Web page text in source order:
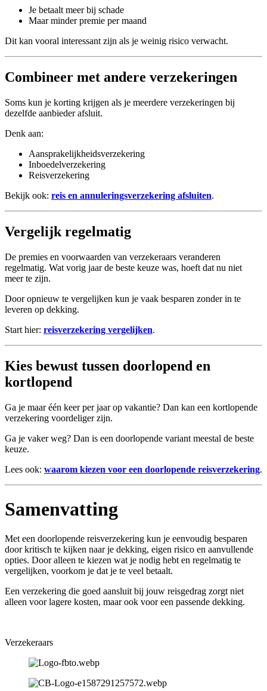
Je betaalt meer bij schade
Maar minder premie per maand
Dit kan vooral interessant zijn als je weinig risico verwacht.
Combineer met andere verzekeringen
Soms kun je korting krijgen als je meerdere verzekeringen bij
dezelfde aanbieder afsluit.
Denk aan:
Aansprakelijkheidsverzekering
Inboedelverzekering
Reisverzekering
Bekijk ook: reis en annuleringsverzekering afsluiten.
Vergelijk regelmatig
De premies en voorwaarden van verzekeraars veranderen
regelmatig. Wat vorig jaar de beste keuze was, hoeft dat nu niet
meer te zijn.
Door opnieuw te vergelijken kun je vaak besparen zonder in te
leveren op dekking.
Start hier: reisverzekering vergelijken.
Kies bewust tussen doorlopend en
kortlopend
Ga je maar één keer per jaar op vakantie? Dan kan een kortlopende
verzekering voordeliger zijn.
Ga je vaker weg? Dan is een doorlopende variant meestal de beste
keuze.
Lees ook: waarom kiezen voor een doorlopende reisverzekering.
Samenvatting
Met een doorlopende reisverzekering kun je eenvoudig besparen
door kritisch te kijken naar je dekking, eigen risico en aanvullende
opties. Door alleen te kiezen wat je nodig hebt en regelmatig te
vergelijken, voorkom je dat je te veel betaalt.
Een verzekering die goed aansluit bij jouw reisgedrag zorgt niet
alleen voor lagere kosten, maar ook voor een passende dekking.
Verzekeraars